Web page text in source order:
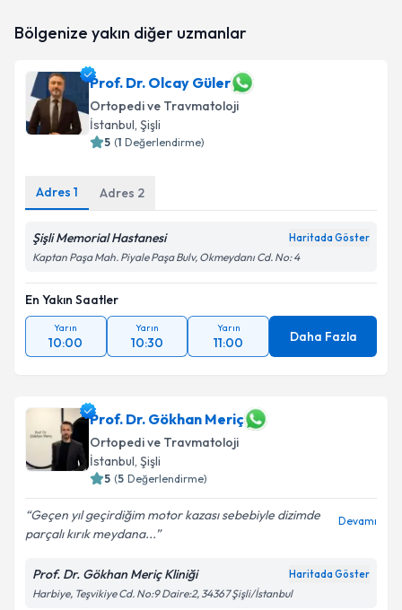
oluşturun. Size bu uzmandan randevu almanız için bir
E-posta Adresiniz
Metni'ni okudum ve kişisel verilerimin belirtilen
kapsamda işlenmesini kabul ediyorum.
Takvim Talebini Gönder
Bölgenize yakın diğer uzmanlar
Prof. Dr. Olcay Güler
Ortopedi ve Travmatoloji
İstanbul, Şişli
5 (1 Değerlendirme)
Adres 1 Adres 2
Şişli Memorial Hastanesi Haritada Göster
Kaptan Paşa Mah. Piyale Paşa Bulv, Okmeydanı Cd. No: 4
En Yakın Saatler
Yarın
10:00
Yarın
10:30
Yarın
11:00 Daha Fazla
Prof. Dr. Gökhan Meriç
Ortopedi ve Travmatoloji
İstanbul, Şişli
5 (5 Değerlendirme)
Geçen yıl geçirdiğim motor kazası sebebiyle dizimde
parçalı kırık meydana...
Devamı
Prof. Dr. Gökhan Meriç Kliniği Haritada Göster
Harbiye, Teşvikiye Cd. No:9 Daire:2, 34367 Şişli/İstanbul